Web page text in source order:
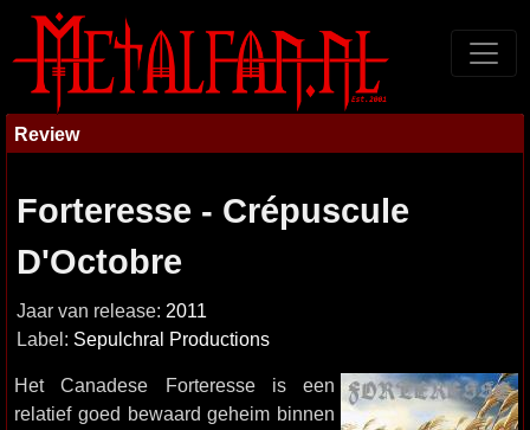
Review
Forteresse - Crépuscule
D'Octobre
Jaar van release: 2011
Label: Sepulchral Productions
Het Canadese Forteresse is een
relatief goed bewaard geheim binnen